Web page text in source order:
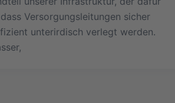
Versorgungsleitungen sicher
unterirdisch verlegt werden.